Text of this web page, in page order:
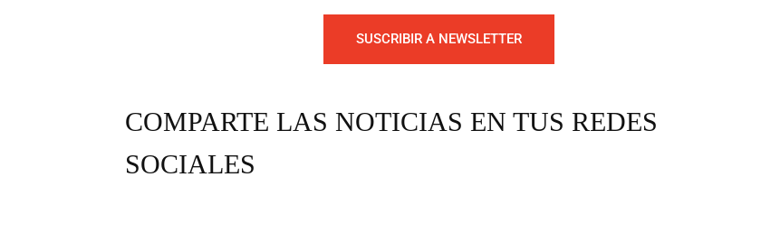
SUSCRIBIR A NEWSLETTER
COMPARTE LAS NOTICIAS EN TUS REDES
SOCIALES